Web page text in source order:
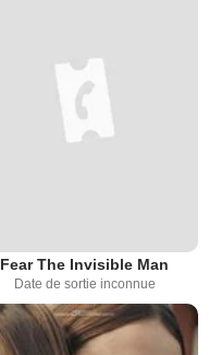
Fear The Invisible Man
Date de sortie inconnue